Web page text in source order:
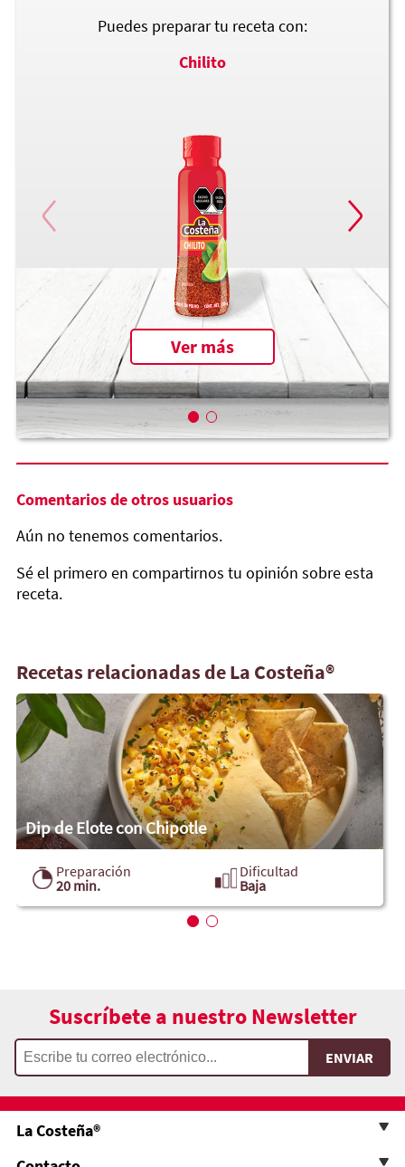
Puedes preparar tu receta con:
Chilito
Ver más
Comentarios de otros usuarios
Aún no tenemos comentarios.
Sé el primero en compartirnos tu opinión sobre esta
receta.
Recetas relacionadas de La Costeña®
Dip de Elote con Chipotle
Preparación
20 min.
Dificultad
Baja
Suscríbete a nuestro Newsletter
La Costeña®